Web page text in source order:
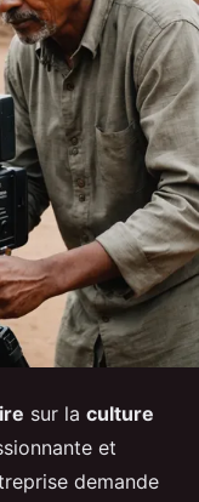
sur la culture
et
demande